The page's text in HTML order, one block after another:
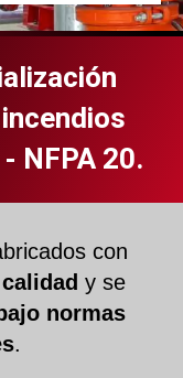
NFPA 20.
con
y se
normas
.